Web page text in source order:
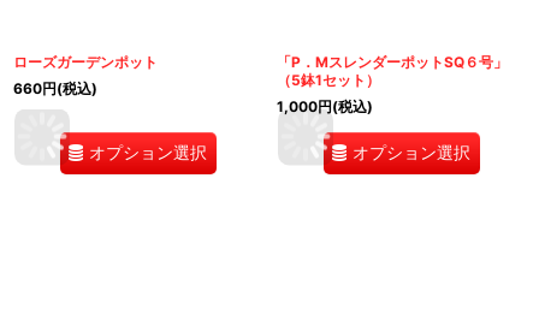
ローズガーデンポット
660円(税込)
オプション選択
「P．MスレンダーポットSQ６号」
（5鉢1セット）
1,000円(税込)
オプション選択